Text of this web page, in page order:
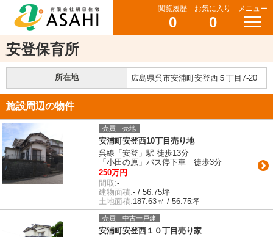
閲覧履歴
0
お気に入り
0
メニュー
安登保育所
所在地 広島県呉市安浦町安登西５丁目7-20
施設周辺の物件
売買｜売地
安浦町安登西10丁目売り地
呉線「安登」駅 徒歩13分
「小田の原」バス停下車 徒歩3分
250万円
間取:-
建物面積:- / 56.75坪
土地面積:187.63㎡ / 56.75坪
売買｜中古一戸建
安浦町安登西１０丁目売り家